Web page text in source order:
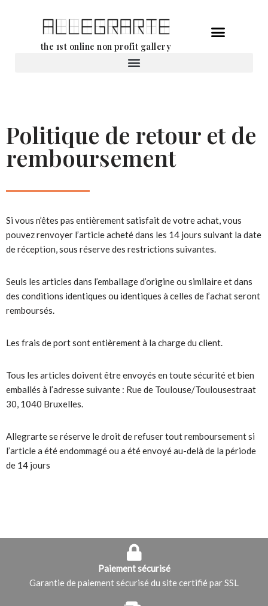
the 1st online non profit gallery
Politique de retour et de
remboursement
Si vous n’êtes pas entièrement satisfait de votre achat, vous
pouvez renvoyer l’article acheté dans les 14 jours suivant la date
de réception, sous réserve des restrictions suivantes.
Seuls les articles dans l’emballage d’origine ou similaire et dans
des conditions identiques ou identiques à celles de l’achat seront
remboursés.
Les frais de port sont entièrement à la charge du client.
Tous les articles doivent être envoyés en toute sécurité et bien
emballés à l’adresse suivante : Rue de Toulouse/Toulousestraat
30, 1040 Bruxelles.
Allegrarte se réserve le droit de refuser tout remboursement si
l’article a été endommagé ou a été envoyé au-delà de la période
de 14 jours
Paiement sécurisé
Garantie de paiement sécurisé du site certifié par SSL